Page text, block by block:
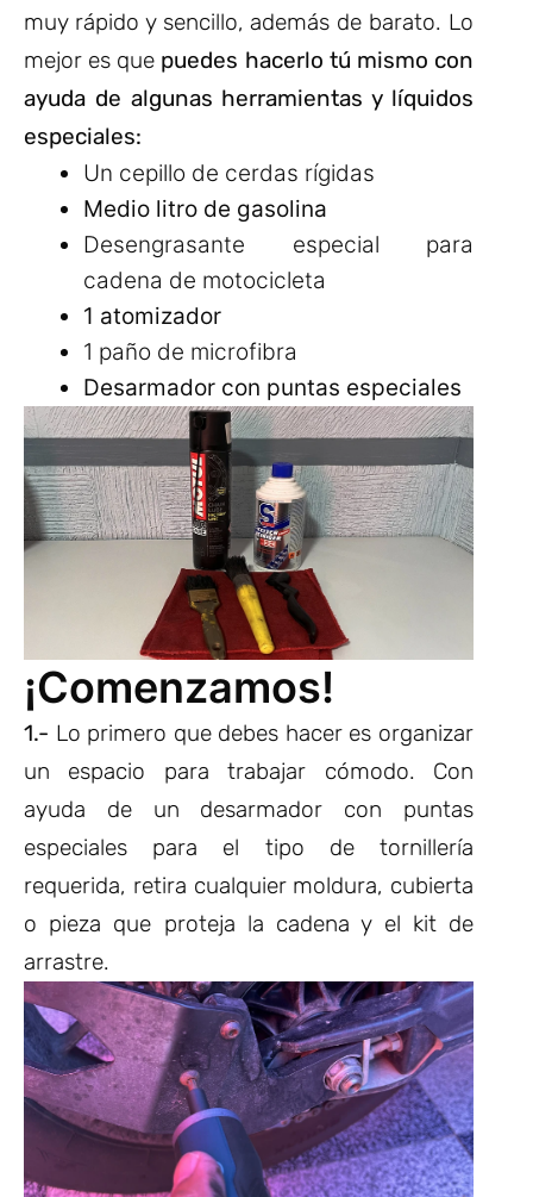
muy rápido y sencillo, además de barato. Lo
mejor es que puedes hacerlo tú mismo con
ayuda de algunas herramientas y líquidos
especiales:
Un cepillo de cerdas rígidas
Medio litro de gasolina
Desengrasante especial para
cadena de motocicleta
1 atomizador
1 paño de microfibra
Desarmador con puntas especiales
¡Comenzamos!
1.- Lo primero que debes hacer es organizar
un espacio para trabajar cómodo. Con
ayuda de un desarmador con puntas
especiales para el tipo de tornillería
requerida, retira cualquier moldura, cubierta
o pieza que proteja la cadena y el kit de
arrastre.